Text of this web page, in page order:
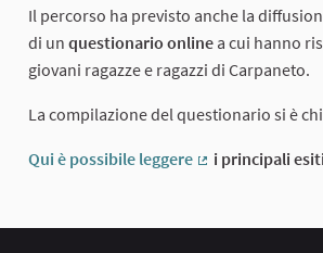
Il percorso ha previsto anche la
di un questionario online a cui hanno
giovani ragazze e ragazzi di Carpaneto.
La compilazione del questionario si è
Qui è possibile leggere
i principali